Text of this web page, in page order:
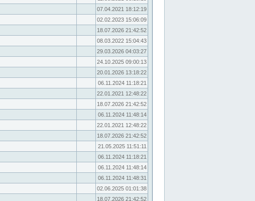
07.04.2021 18:12:19
02.02.2023 15:06:09
18.07.2026 21:42:52
08.03.2022 15:04:43
29.03.2026 04:03:27
24.10.2025 09:00:13
20.01.2026 13:18:22
06.11.2024 11:18:21
22.01.2021 12:48:22
18.07.2026 21:42:52
06.11.2024 11:48:14
22.01.2021 12:48:22
18.07.2026 21:42:52
21.05.2025 11:51:11
06.11.2024 11:18:21
06.11.2024 11:48:14
06.11.2024 11:48:31
02.06.2025 01:01:38
18.07.2026 21:42:52